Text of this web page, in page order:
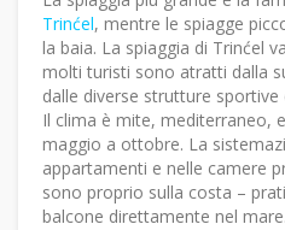
Trinćel, mentre le spiagge
la baia. La spiaggia di Trinćel
molti turisti sono atratti dalla
dalle diverse strutture sportive
Il clima è mite, mediterraneo,
maggio a ottobre. La
appartamenti e nelle camere
sono proprio sulla costa –
balcone direttamente nel mare.